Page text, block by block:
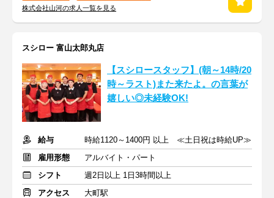
株式会社山河の求人一覧を見る
スシロー 富山太郎丸店
【スシロースタッフ】(朝～14時/20
時～ラスト)また来たよ。の言葉が
嬉しい◎未経験OK!
給与
時給1120～1400円 以上 ≪土日祝は時給UP≫
雇用形態
アルバイト・パート
シフト
週2日以上 1日3時間以上
アクセス
大町駅